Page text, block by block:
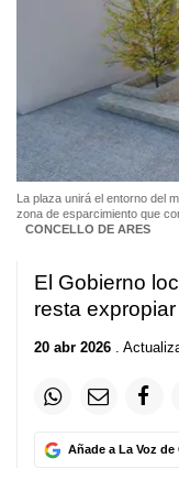
La plaza unirá el entorno del
zona de esparcimiento que
CONCELLO DE ARES
El Gobierno
resta
20 abr 2026 .
Añade a La Voz